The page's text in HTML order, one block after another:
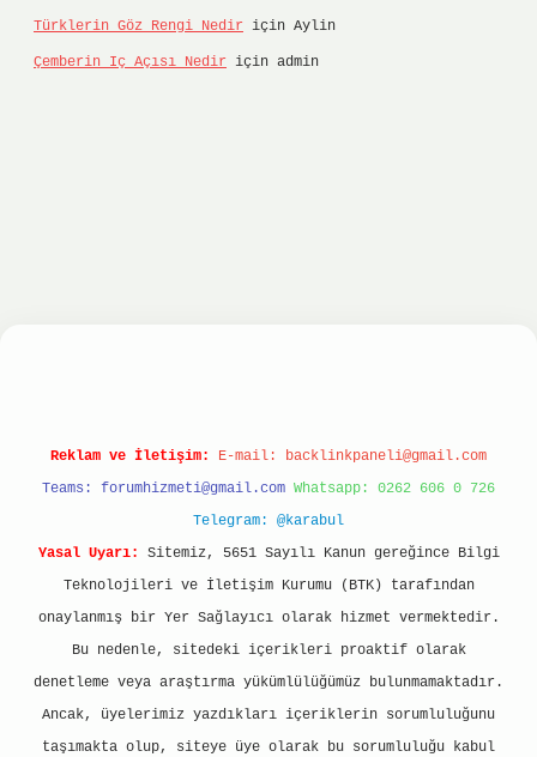
Türklerin Göz Rengi Nedir için Aylin
Çemberin Iç Açısı Nedir için admin
Reklam ve İletişim: E-mail: backlinkpaneli@gmail.com
Teams: forumhizmeti@gmail.com Whatsapp: 0262 606 0 726
Telegram: @karabul
Yasal Uyarı:
Sitemiz, 5651 Sayılı Kanun gereğince Bilgi
Teknolojileri ve İletişim Kurumu (BTK) tarafından
onaylanmış bir Yer Sağlayıcı olarak hizmet vermektedir.
Bu nedenle, sitedeki içerikleri proaktif olarak
denetleme veya araştırma yükümlülüğümüz bulunmamaktadır.
Ancak, üyelerimiz yazdıkları içeriklerin sorumluluğunu
taşımakta olup, siteye üye olarak bu sorumluluğu kabul